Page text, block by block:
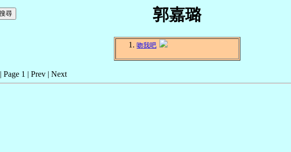
郭嘉璐
吻我吧
| Page 1 | Prev | Next